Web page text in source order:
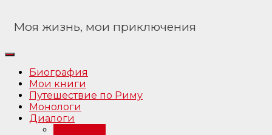
Моя жизнь, мои приключения
Биография
Мои книги
Путешествие по Риму
Монологи
Диалоги